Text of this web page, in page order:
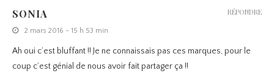
SONIA
2 mars 2016 - 15 h 53 min
Ah oui c’est bluffant !! Je ne connaissais pas ces marques, pour le
coup c’est génial de nous avoir fait partager ça !!
RÉPONDRE